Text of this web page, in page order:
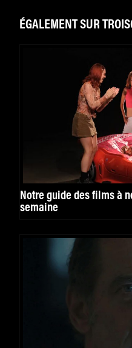
ÉGALEMENT SUR
Notre guide des films à
semaine